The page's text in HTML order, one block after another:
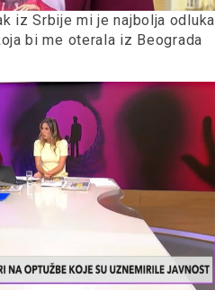
iz Srbije mi je najbolja odluka
bi me oterala iz Beograda